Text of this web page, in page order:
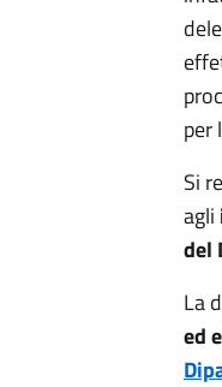
per
Si
agli
del
La
ed